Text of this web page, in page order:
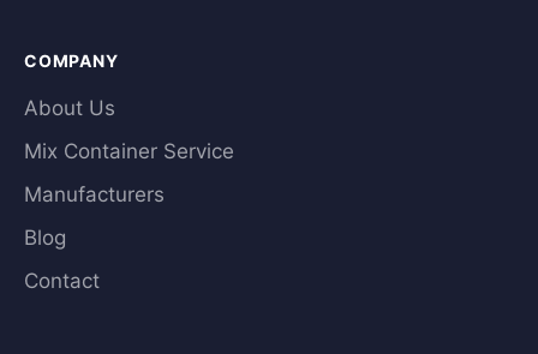
COMPANY
About Us
Mix Container Service
Manufacturers
Blog
Contact